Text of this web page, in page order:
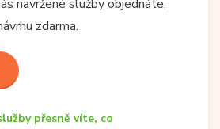
navržené služby objednáte,
zdarma.
přesně víte, co